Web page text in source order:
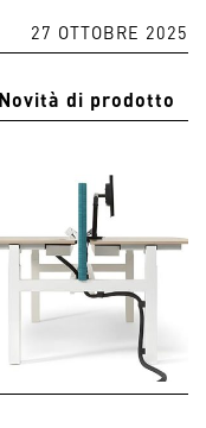
27 OTTOBRE 2025
Novità di prodotto